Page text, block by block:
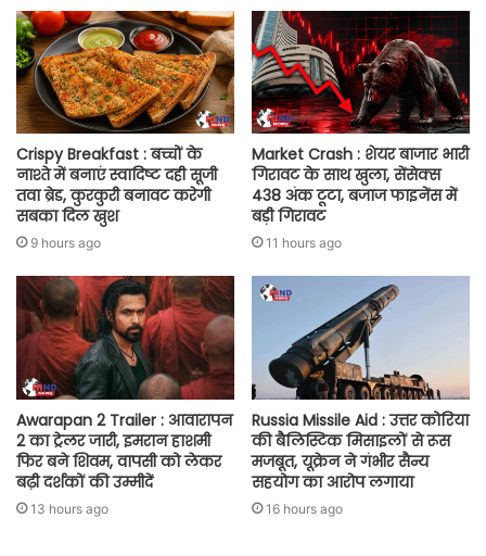
Crispy Breakfast : बच्चों के
नाश्ते में बनाएं स्वादिष्ट दही सूजी
तवा ब्रेड, कुरकुरी बनावट करेगी
सबका दिल खुश
9 hours ago
Market Crash : शेयर बाजार भारी
गिरावट के साथ खुला, सेंसेक्स
438 अंक टूटा, बजाज फाइनेंस में
बड़ी गिरावट
11 hours ago
Awarapan 2 Trailer : आवारापन
2 का ट्रेलर जारी, इमरान हाशमी
फिर बने शिवम, वापसी को लेकर
बढ़ी दर्शकों की उम्मीदें
13 hours ago
Russia Missile Aid : उत्तर कोरिया
की बैलिस्टिक मिसाइलों से रूस
मजबूत, यूक्रेन ने गंभीर सैन्य
सहयोग का आरोप लगाया
16 hours ago